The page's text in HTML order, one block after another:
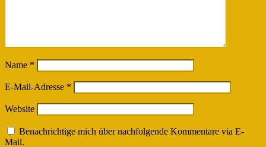
Name *
E-Mail-Adresse *
Website
Benachrichtige mich über nachfolgende Kommentare via E-
Mail.